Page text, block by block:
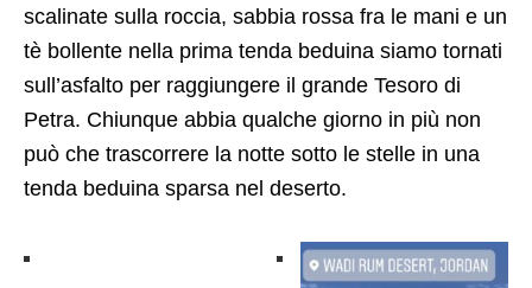
scalinate sulla roccia, sabbia rossa fra le mani e un
tè bollente nella prima tenda beduina siamo tornati
sull’asfalto per raggiungere il grande Tesoro di
Petra. Chiunque abbia qualche giorno in più non
può che trascorrere la notte sotto le stelle in una
tenda beduina sparsa nel deserto.